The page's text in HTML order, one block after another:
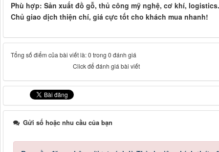
Phù hợp: Sản xuất đồ gỗ, thủ công mỹ nghệ, cơ khí, logistics.
Chủ giao dịch thiện chí, giá cực tốt cho khách mua nhanh!
Tổng số điểm của bài viết là: 0 trong 0 đánh giá
Click để đánh giá bài viết
Gửi số hoặc nhu cầu của bạn